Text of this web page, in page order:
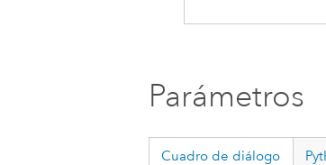
Parámetros
Cuadro de diálogo